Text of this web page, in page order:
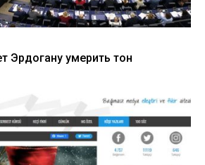
Эрдогану умерить тон